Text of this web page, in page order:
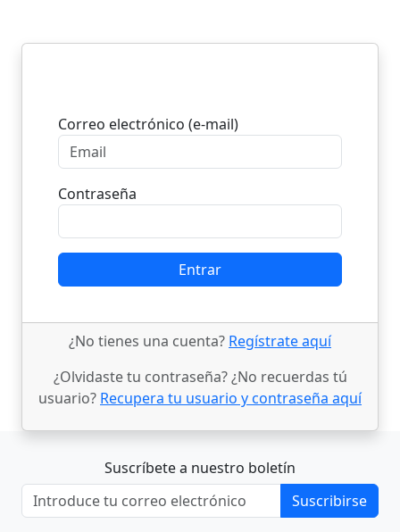
Correo electrónico (e-mail)
Contraseña
Entrar
¿No tienes una cuenta? Regístrate aquí
¿Olvidaste tu contraseña? ¿No recuerdas tú
usuario? Recupera tu usuario y contraseña aquí
Suscríbete a nuestro boletín
Suscribirse